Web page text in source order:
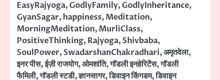
EasyRajyoga,GodlyFamily,GodlyInheritance,
GyanSagar,happiness,Meditation,
MorningMeditation,MurliClass,
PositiveThinking,Rajyoga,Shivbaba,
SoulPower,SwadarshanChakradhari,अमृतवेला,
इनर पीस,ईज़ी राजयोग,ओमशांति,गॉडली इनहेरिटेंस,गॉडली
फैमिली,गॉडली स्टडी,ज्ञानसागर,डिवाइन किंगडम,डिवाइन